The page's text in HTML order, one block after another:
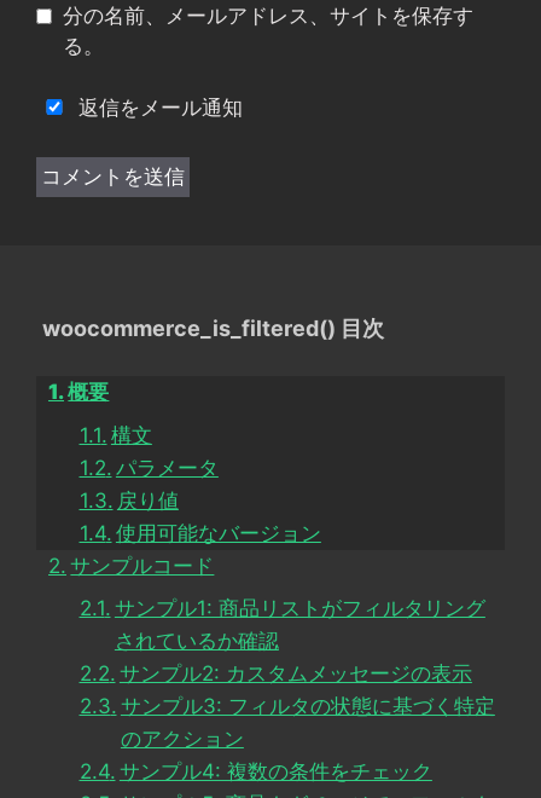
分の名前、メールアドレス、サイトを保存す
る。
返信をメール通知
woocommerce_is_filtered() 目次
概要
構文
パラメータ
戻り値
使用可能なバージョン
サンプルコード
サンプル1: 商品リストがフィルタリング
されているか確認
サンプル2: カスタムメッセージの表示
サンプル3: フィルタの状態に基づく特定
のアクション
サンプル4: 複数の条件をチェック